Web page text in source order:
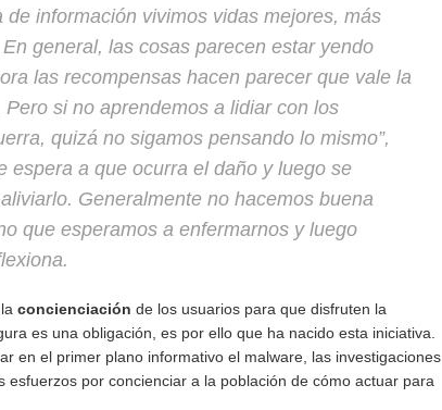
información vivimos vidas mejores, más
general, las cosas parecen estar yendo
las recompensas hacen parecer que vale la
Pero si no aprendemos a lidiar con los
quizá no sigamos pensando lo mismo”,
espera a que ocurra el daño y luego se
Generalmente no hacemos buena
que esperamos a enfermarnos y luego
concienciación de los usuarios para que disfruten la
es una obligación, es por ello que ha nacido esta iniciativa.
en el primer plano informativo el malware, las investigaciones
esfuerzos por concienciar a la población de cómo actuar para